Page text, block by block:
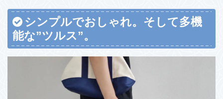
シンプルでおしゃれ。そして多機
能な”ツルス”。